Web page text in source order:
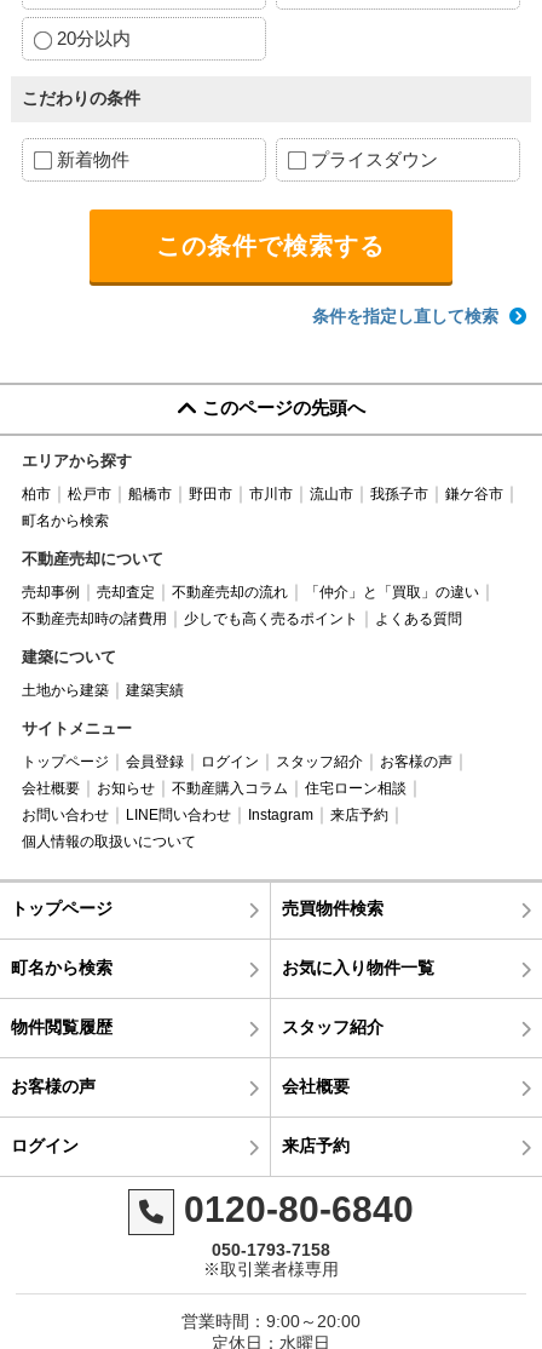
20分以内
こだわりの条件
新着物件 プライスダウン
条件を指定し直して検索
このページの先頭へ
エリアから探す
柏市 松戸市 船橋市 野田市 市川市 流山市 我孫子市
鎌ケ谷市
町名から検索
不動産売却について
売却事例 売却査定 不動産売却の流れ
「仲介」と「買取」の違い
不動産売却時の諸費用
少しでも高く売るポイント よくある質問
建築について
土地から建築 建築実績
サイトメニュー
トップページ 会員登録 ログイン スタッフ紹介
お客様の声
会社概要
お知らせ 不動産購入コラム
住宅ローン相談
お問い合わせ
LINE問い合わせ Instagram
来店予約
個人情報の取扱いについて
トップページ 売買物件検索
町名から検索 お気に入り物件一覧
物件閲覧履歴 スタッフ紹介
お客様の声 会社概要
ログイン 来店予約
0120-80-6840
050-1793-7158
※取引業者様専用
営業時間：9:00～20:00
定休日：水曜日